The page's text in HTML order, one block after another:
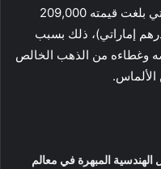
الحديثة، أغلى قدر طبخ في العالم، التي بلغت قيمته 209,000
أمريكي (أي ما يعادل 1,946.16 درهم إماراتي)، ذلك بسبب
وغطاءه من الذهب الخالص
المبهرة في معالم